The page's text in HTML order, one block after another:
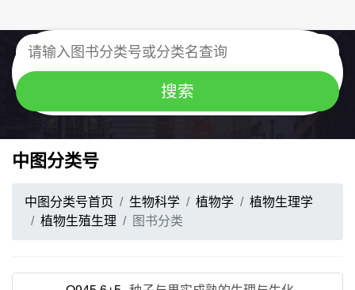
中图分类号
中图分类号首页 生物科学 植物学
植物生理学
植物生殖生理
图书分类